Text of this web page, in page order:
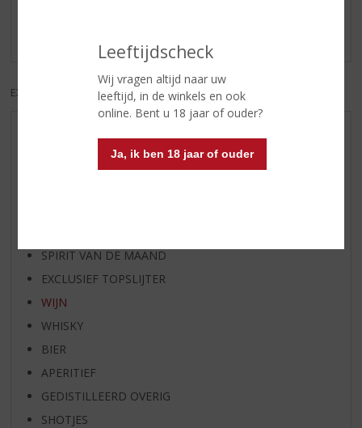
Leeftijdscheck
Wij vragen altijd naar uw
leeftijd, in de winkels en ook
online. Bent u 18 jaar of ouder?
Ja, ik ben 18 jaar of ouder
EXCL. BTW INCL. BTW
AANBIEDINGEN
WIJN VAN DE MAAND
SPIRIT VAN DE MAAND
EXCLUSIEF TOPSLIJTER
WIJN
WHISKY
BIER
APERITIEF
GEDISTILLEERD OVERIG
SHOTJES